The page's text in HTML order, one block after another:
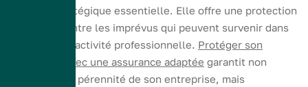
décision stratégique essentielle. Elle offre une protection
complète contre les imprévus qui peuvent survenir dans
le cadre de l’activité professionnelle. Protéger son
commerce avec une assurance adaptée garantit non
seulement la pérennité de son entreprise, mais